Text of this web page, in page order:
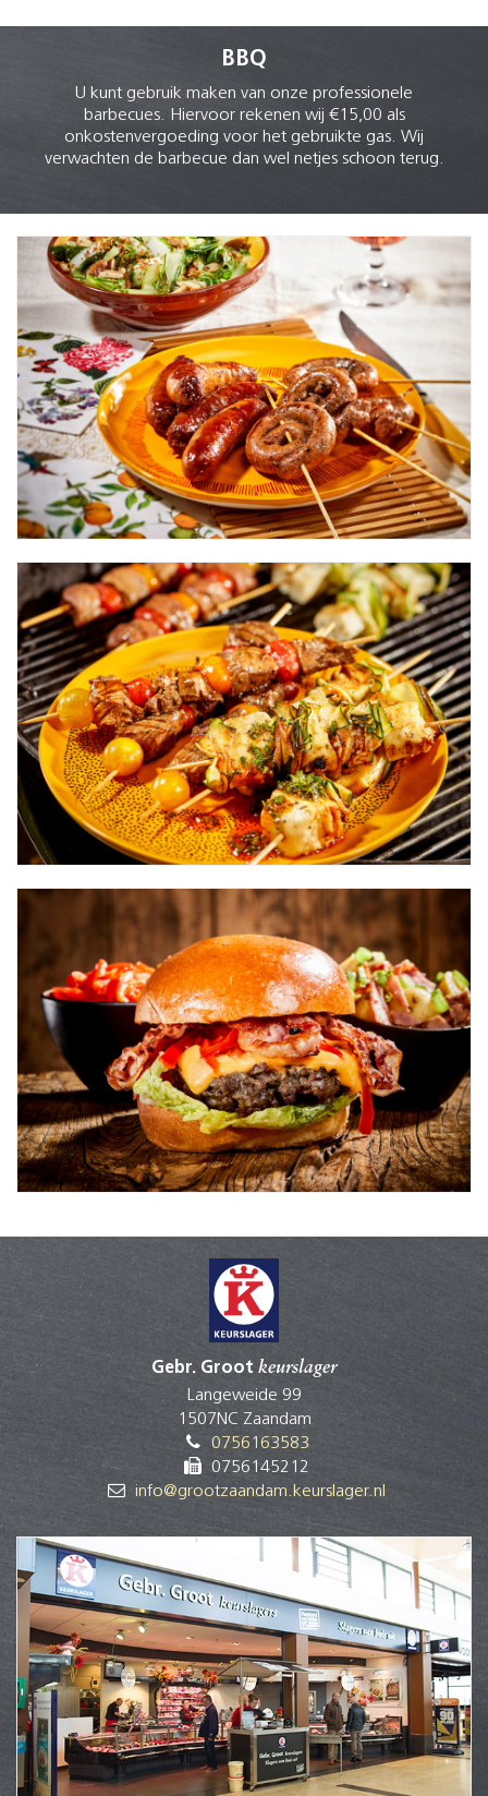
BBQ
U kunt gebruik maken van onze professionele
barbecues. Hiervoor rekenen wij €15,00 als
onkostenvergoeding voor het gebruikte gas. Wij
verwachten de barbecue dan wel netjes schoon terug.
Gebr. Groot keurslager
Langeweide 99
1507NC Zaandam
0756163583
0756145212
info@grootzaandam.keurslager.nl